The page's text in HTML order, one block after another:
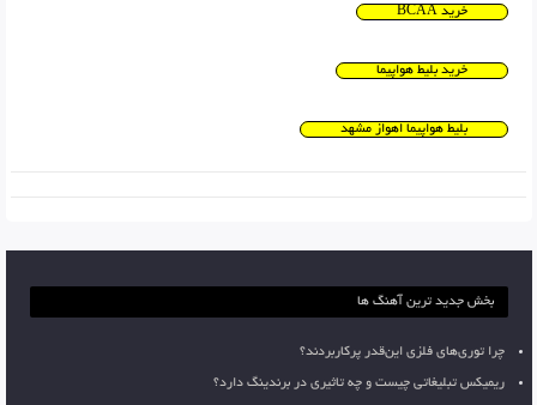
خرید BCAA
خرید بلیط هواپیما
بلیط هواپیما اهواز مشهد
بخش جدید ترین آهنگ ها
چرا توری‌های فلزی این‌قدر پرکاربردند؟
ریمیکس تبلیغاتی چیست و چه تاثیری در برندینگ دارد؟